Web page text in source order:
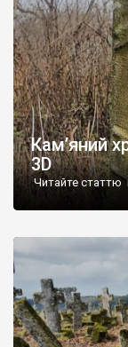
Кам’яний
3D
Читайте статтю